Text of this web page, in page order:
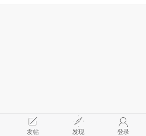
发帖 发现 登录